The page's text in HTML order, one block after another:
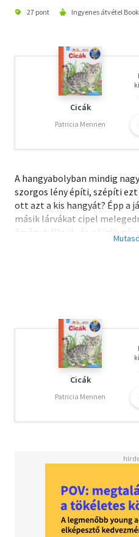
27 pont Ingyenes átvétel
Cicák
Patricia Mennen
A hangyabolyban mindig
szorgos lény építi, szépíti
ott azt a kis hangyát? Épp a
másik lárvákat cipel
őrséget állnak, és a
Cicák
Patricia Mennen